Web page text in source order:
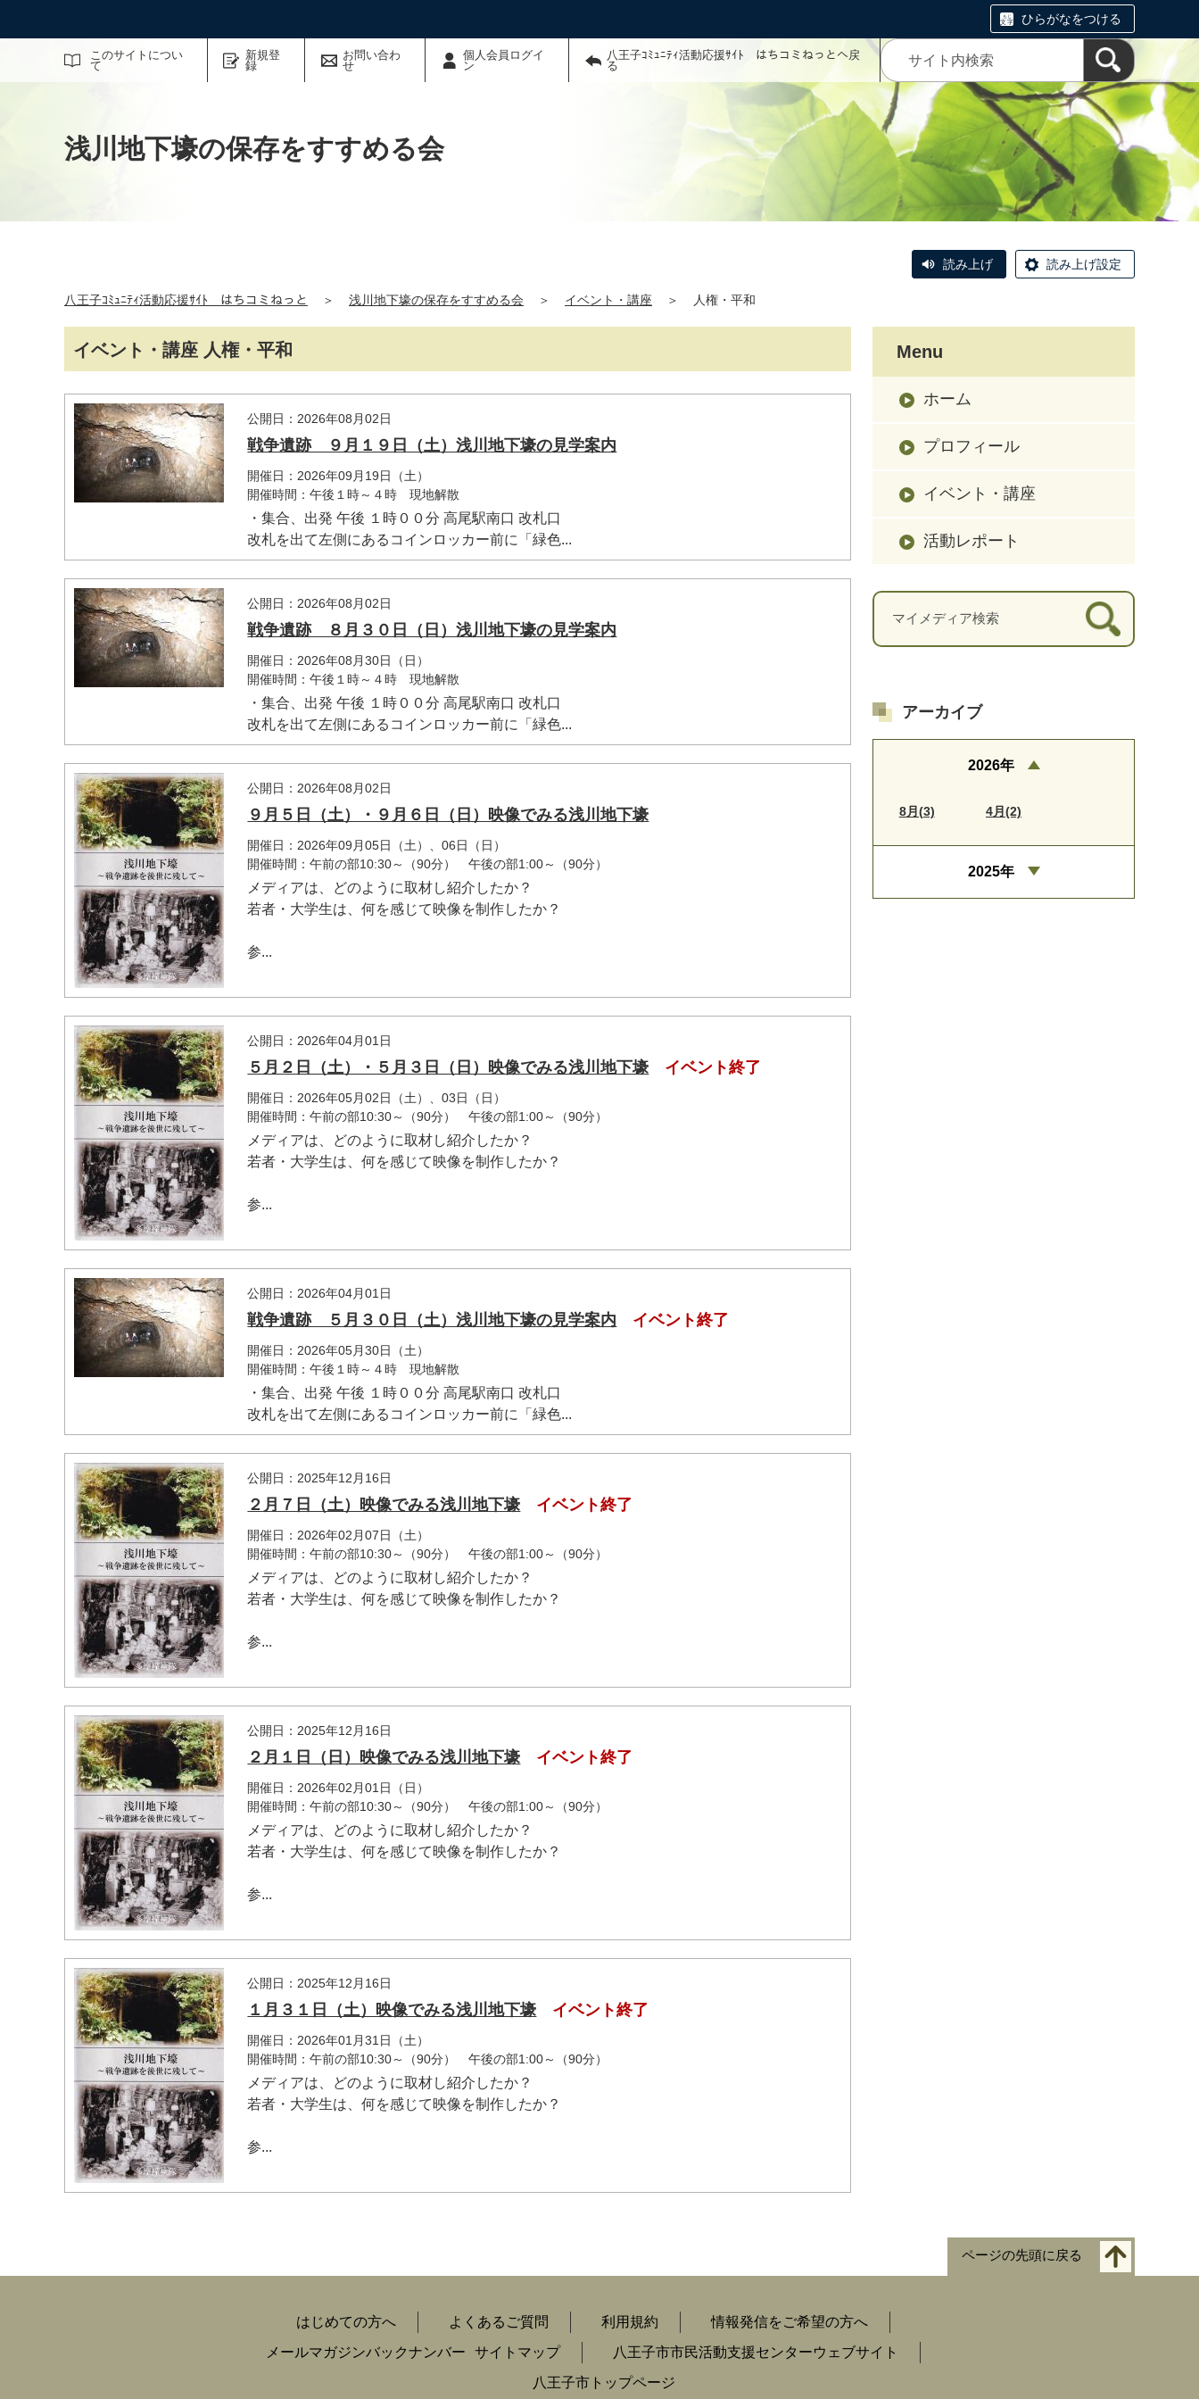
ひらがなをつける
このサイトについ
て
新規登
録
お問い合わ
せ
個人会員ログイ
ン
八王子ｺﾐｭﾆﾃｨ活動応援ｻｲﾄ はちコミねっとへ戻
る
サイト内検索
浅川地下壕の保存をすすめる会
読み上げ 読み上げ設定
八王子ｺﾐｭﾆﾃｨ活動応援ｻｲﾄ はちコミねっと ＞ 浅川地下壕の保存をすすめる会 ＞ イベント・講座 ＞ 人権・平和
イベント・講座 人権・平和
公開日：2026年08月02日
戦争遺跡 ９月１９日（土）浅川地下壕の見学案内
開催日：2026年09月19日（土）
開催時間：午後１時～４時 現地解散
・集合、出発 午後 １時００分 高尾駅南口 改札口
改札を出て左側にあるコインロッカー前に「緑色...
公開日：2026年08月02日
戦争遺跡 ８月３０日（日）浅川地下壕の見学案内
開催日：2026年08月30日（日）
開催時間：午後１時～４時 現地解散
・集合、出発 午後 １時００分 高尾駅南口 改札口
改札を出て左側にあるコインロッカー前に「緑色...
公開日：2026年08月02日
９月５日（土）・９月６日（日）映像でみる浅川地下壕
開催日：2026年09月05日（土）、06日（日）
開催時間：午前の部10:30～（90分） 午後の部1:00～（90分）
メディアは、どのように取材し紹介したか？
若者・大学生は、何を感じて映像を制作したか？
参...
公開日：2026年04月01日
５月２日（土）・５月３日（日）映像でみる浅川地下壕 イベント終了
開催日：2026年05月02日（土）、03日（日）
開催時間：午前の部10:30～（90分） 午後の部1:00～（90分）
メディアは、どのように取材し紹介したか？
若者・大学生は、何を感じて映像を制作したか？
参...
公開日：2026年04月01日
戦争遺跡 ５月３０日（土）浅川地下壕の見学案内 イベント終了
開催日：2026年05月30日（土）
開催時間：午後１時～４時 現地解散
・集合、出発 午後 １時００分 高尾駅南口 改札口
改札を出て左側にあるコインロッカー前に「緑色...
公開日：2025年12月16日
２月７日（土）映像でみる浅川地下壕 イベント終了
開催日：2026年02月07日（土）
開催時間：午前の部10:30～（90分） 午後の部1:00～（90分）
メディアは、どのように取材し紹介したか？
若者・大学生は、何を感じて映像を制作したか？
参...
公開日：2025年12月16日
２月１日（日）映像でみる浅川地下壕 イベント終了
開催日：2026年02月01日（日）
開催時間：午前の部10:30～（90分） 午後の部1:00～（90分）
メディアは、どのように取材し紹介したか？
若者・大学生は、何を感じて映像を制作したか？
参...
公開日：2025年12月16日
１月３１日（土）映像でみる浅川地下壕 イベント終了
開催日：2026年01月31日（土）
開催時間：午前の部10:30～（90分） 午後の部1:00～（90分）
メディアは、どのように取材し紹介したか？
若者・大学生は、何を感じて映像を制作したか？
参...
Menu
ホーム
プロフィール
イベント・講座
活動レポート
マイメディア検索
アーカイブ
2026年
8月(3) 4月(2)
2025年
ページの先頭に戻る
はじめての方へ よくあるご質問 利用規約
情報発信をご希望の方へ
メールマガジンバックナンバー
サイトマップ
八王子市市民活動支援センターウェブサイト
八王子市トップページ